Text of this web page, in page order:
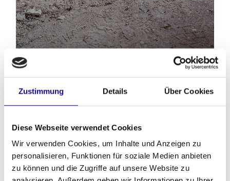
Zustimmung Details Über Cookies
Diese Webseite verwendet Cookies
Wir verwenden Cookies, um Inhalte und Anzeigen zu
personalisieren, Funktionen für soziale Medien anbieten
zu können und die Zugriffe auf unsere Website zu
Klickverbindung auf dem Deckel
Kompatibel zu L-BOXX Baseline Insetboxen
Insetboxenraster in den kleinsten Schubladen der
Drawer
Kompatibel zu Werkzeugeinlagenwie z.B. der
Größe L-BOXX 136